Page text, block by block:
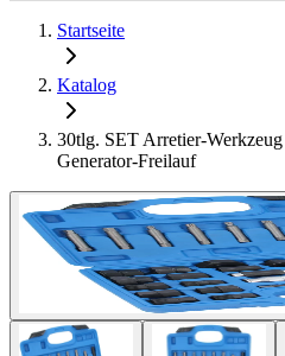
Startseite
Katalog
30tlg. SET Arretier-
Generator-Freilauf